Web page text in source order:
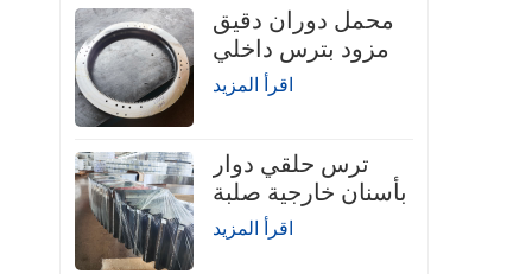
محمل دوران دقيق
مزود بترس داخلي
اقرأ المزيد
ترس حلقي دوار
بأسنان خارجية صلبة
اقرأ المزيد